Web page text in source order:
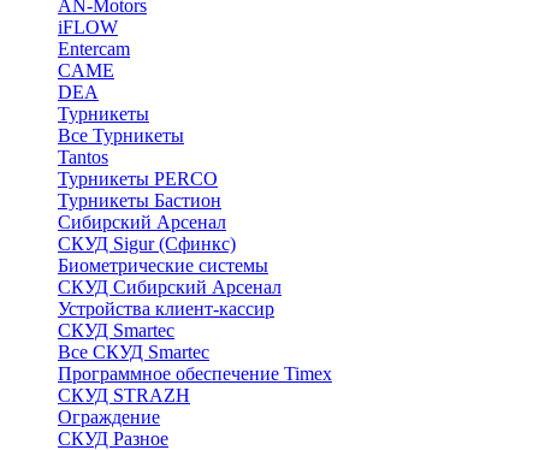
AN-Motors
iFLOW
Entercam
CAME
DEA
Турникеты
Все Турникеты
Tantos
Турникеты PERCO
Турникеты Бастион
Сибирский Арсенал
СКУД Sigur (Сфинкс)
Биометрические системы
СКУД Сибирский Арсенал
Устройства клиент-кассир
СКУД Smartec
Все СКУД Smartec
Программное обеспечение Timex
СКУД STRAZH
Ограждение
СКУД Разное